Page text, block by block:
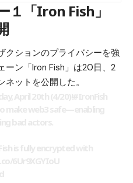
１「Iron Fish」
クションのプライバシーを強
ーン「Iron Fish」は20日、2
ットを公開した。